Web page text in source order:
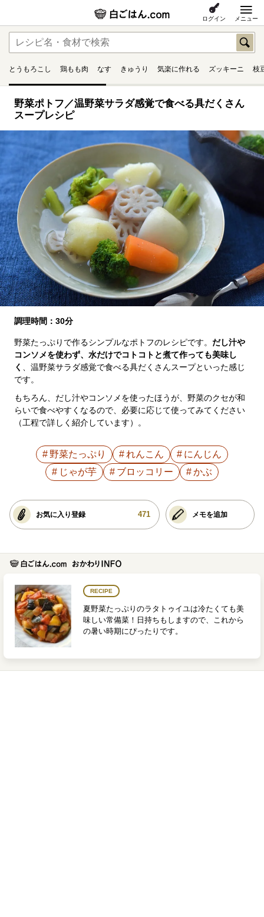
ログイン メニュー
とうもろこし 鶏もも肉 なす きゅうり 気楽に作れる ズッキーニ 枝
野菜ポトフ／温野菜サラダ感覚で食べる具だくさん
スープレシピ
調理時間：30分
野菜たっぷりで作るシンプルなポトフのレシピです。 だし汁や
コンソメを使わず、水だけでコトコトと煮て作っても美味し
く
、温野菜サラダ感覚で食べる具だくさんスープといった感じ
です。
もちろん、だし汁やコンソメを使ったほうが、野菜のクセが和
らいで食べやすくなるので、必要に応じて使ってみてください
（工程で詳しく紹介しています）。
野菜たっぷり れんこん
にんじん
じゃが芋
ブロッコリー かぶ
お気に入り登録 471 メモを追加
RECIPE
夏野菜たっぷりのラタトゥイユは冷たくても美
味しい常備菜！日持ちもしますので、これから
の暑い時期にぴったりです。